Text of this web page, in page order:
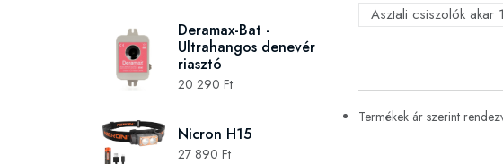
Deramax-Bat -
Ultrahangos denevér
riasztó
20 290 Ft
Nicron H15
27 890 Ft
Asztali csiszolók
Termékek ár szerint